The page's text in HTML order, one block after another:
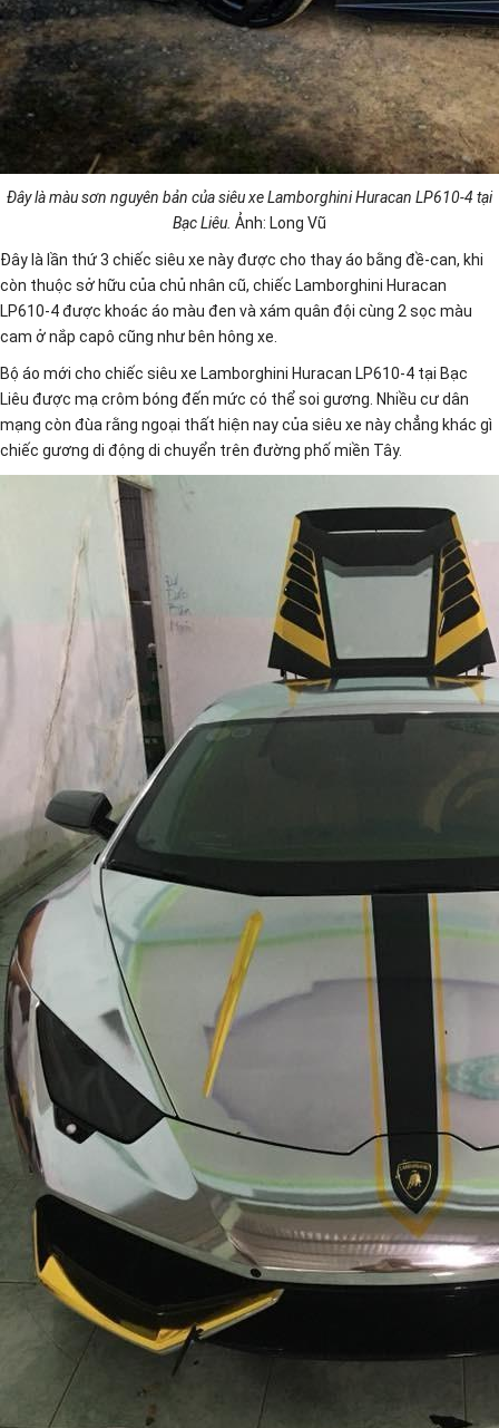
Đây là màu sơn nguyên bản của siêu xe Lamborghini Huracan LP610-4 tại
Bạc Liêu. Ảnh: Long Vũ
Đây là lần thứ 3 chiếc siêu xe này được cho thay áo bằng đề-can, khi
còn thuộc sở hữu của chủ nhân cũ, chiếc Lamborghini Huracan
LP610-4 được khoác áo màu đen và xám quân đội cùng 2 sọc màu
cam ở nắp capô cũng như bên hông xe.
Bộ áo mới cho chiếc siêu xe Lamborghini Huracan LP610-4 tại Bạc
Liêu được mạ crôm bóng đến mức có thể soi gương. Nhiều cư dân
mạng còn đùa rằng ngoại thất hiện nay của siêu xe này chẳng khác gì
chiếc gương di động di chuyển trên đường phố miền Tây.